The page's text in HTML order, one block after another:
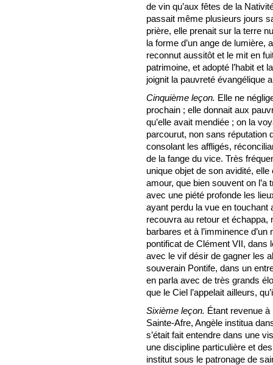
de vin qu’aux fêtes de la
passait même plusieurs jours
prière, elle prenait sur la terre
la forme d’un ange de lumière,
reconnut aussitôt et le mit en
patrimoine, et adopté l’habit et
joignit la pauvreté évangélique
Cinquième leçon. Elle ne
prochain ; elle donnait aux
qu’elle avait mendiée ; on la
parcourut, non sans réputation
consolant les affligés,
de la fange du vice. Très
unique objet de son avidité,
amour, que bien souvent on
avec une piété profonde les
ayant perdu la vue en touchant
recouvra au retour et
barbares et à l’imminence
pontificat de Clément VII, dans
avec le vif désir de gagner les
souverain Pontife, dans un
en parla avec de très grands
que le Ciel l’appelait ailleurs,
Sixième leçon. Étant revenue à
Sainte-Afre, Angèle institua
s’était fait entendre dans une
une discipline particulière et
institut sous le patronage de